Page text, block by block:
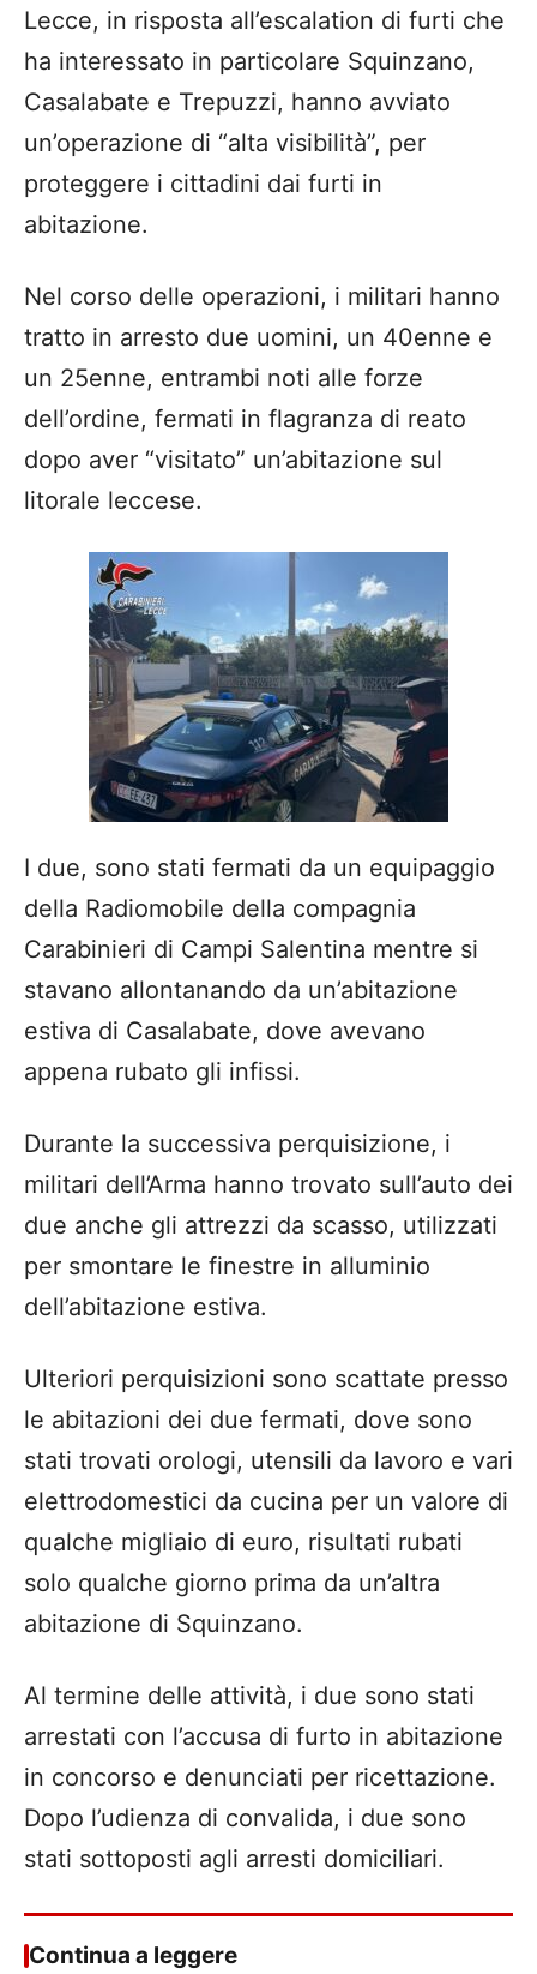
Lecce, in risposta all’escalation di furti che
ha interessato in particolare Squinzano,
Casalabate e Trepuzzi, hanno avviato
un’operazione di “alta visibilità”, per
proteggere i cittadini dai furti in
abitazione.
Nel corso delle operazioni, i militari hanno
tratto in arresto due uomini, un 40enne e
un 25enne, entrambi noti alle forze
dell’ordine, fermati in flagranza di reato
dopo aver “visitato” un’abitazione sul
litorale leccese.
I due, sono stati fermati da un equipaggio
della Radiomobile della compagnia
Carabinieri di Campi Salentina mentre si
stavano allontanando da un’abitazione
estiva di Casalabate, dove avevano
appena rubato gli infissi.
Durante la successiva perquisizione, i
militari dell’Arma hanno trovato sull’auto dei
due anche gli attrezzi da scasso, utilizzati
per smontare le finestre in alluminio
dell’abitazione estiva.
Ulteriori perquisizioni sono scattate presso
le abitazioni dei due fermati, dove sono
stati trovati orologi, utensili da lavoro e vari
elettrodomestici da cucina per un valore di
qualche migliaio di euro, risultati rubati
solo qualche giorno prima da un’altra
abitazione di Squinzano.
Al termine delle attività, i due sono stati
arrestati con l’accusa di furto in abitazione
in concorso e denunciati per ricettazione.
Dopo l’udienza di convalida, i due sono
stati sottoposti agli arresti domiciliari.
Continua a leggere